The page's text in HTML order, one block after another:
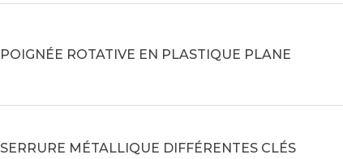
POIGNÉE ROTATIVE EN PLASTIQUE PLANE
SERRURE MÉTALLIQUE DIFFÉRENTES CLÉS